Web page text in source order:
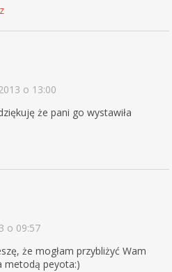
o 13:00
że pani go wystawiła
o 09:57
że mogłam przybliżyć Wam
metodą peyota:)